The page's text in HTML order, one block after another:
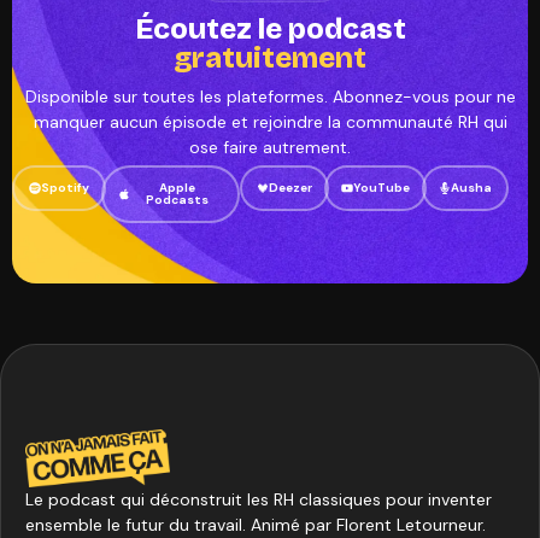
Écoutez le podcast
gratuitement
Disponible sur toutes les plateformes. Abonnez-vous pour ne
manquer aucun épisode et rejoindre la communauté RH qui
ose faire autrement.
Spotify Apple
Podcasts
Deezer YouTube Ausha
Le podcast qui déconstruit les RH classiques pour inventer
ensemble le futur du travail. Animé par Florent Letourneur.